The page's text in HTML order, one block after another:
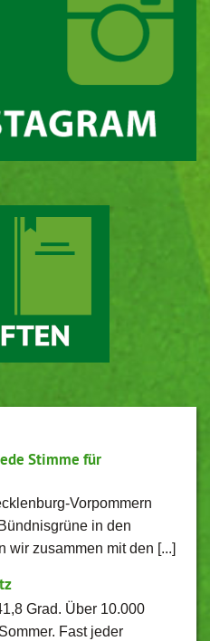
Stimme für
Vorpommern
in den
wir zusammen mit den [...]
Grad. Über 10.000
Fast jeder